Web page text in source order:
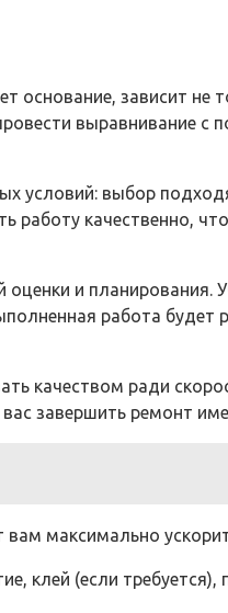
основание, зависит не
выравнивание с
условий: выбор
работу качественно,
и планирования.
работа будет
качеством ради
завершить ремонт
максимально
клей (если